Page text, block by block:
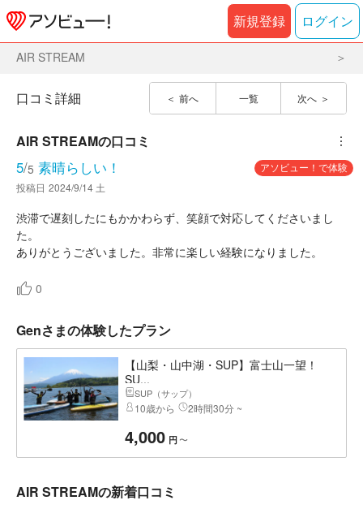
新規登録 ログイン
AIR STREAM
前へ 一覧 次へ
口コミ詳細
AIR STREAMの口コミ ︙
5/5 素晴らしい！
アソビュー！で体験
投稿日 2024/9/14 土
渋滞で遅刻したにもかかわらず、笑顔で対応してくださいまし
た。
ありがとうございました。非常に楽しい経験になりました。
0
Genさまの体験したプラン
【山梨・山中湖・SUP】富士山一望！
SU...
SUP（サップ）
10歳から 2時間30分 ~
4,000 円 〜
AIR STREAMの新着口コミ